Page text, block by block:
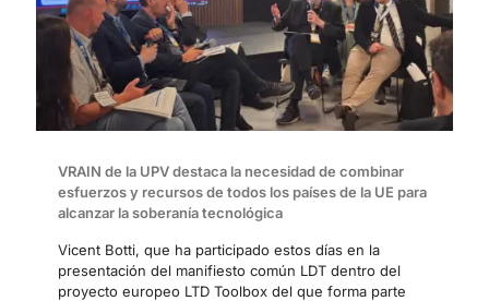
VRAIN de la UPV destaca la necesidad de combinar
esfuerzos y recursos de todos los países de la UE para
alcanzar la soberanía tecnológica
Vicent Botti, que ha participado estos días en la
presentación del manifiesto común LDT dentro del
proyecto europeo LTD Toolbox del que forma parte